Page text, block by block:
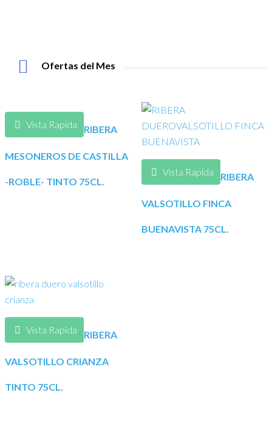
Ofertas del Mes
Vista Rapida RIBERA
MESONEROS DE CASTILLA
-ROBLE- TINTO 75CL.
Vista Rapida RIBERA
VALSOTILLO FINCA
BUENAVISTA 75CL.
Vista Rapida RIBERA
VALSOTILLO CRIANZA
TINTO 75CL.